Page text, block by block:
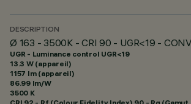
DESCRIPTION
Ø 163 - 3500K - CRI 90 - UGR<19 -
UGR - Luminance control UGR<19
13.3 W (appareil)
1157 lm (appareil)
86.99 lm/W
3500 K